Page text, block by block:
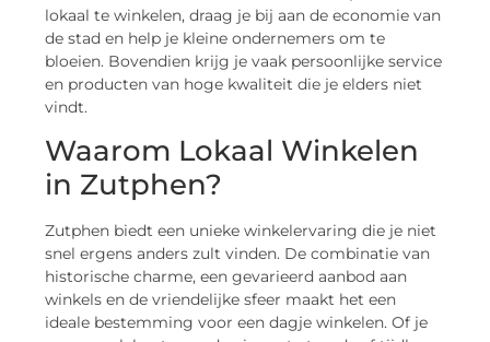
lokaal te winkelen, draag je bij aan de economie van
de stad en help je kleine ondernemers om te
bloeien. Bovendien krijg je vaak persoonlijke service
en producten van hoge kwaliteit die je elders niet
vindt.
Waarom Lokaal Winkelen
in Zutphen?
Zutphen biedt een unieke winkelervaring die je niet
snel ergens anders zult vinden. De combinatie van
historische charme, een gevarieerd aanbod aan
winkels en de vriendelijke sfeer maakt het een
ideale bestemming voor een dagje winkelen. Of je